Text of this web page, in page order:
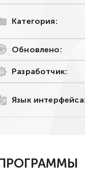
Категория:
Обновлено:
Разработчик:
Язык интерфейса: